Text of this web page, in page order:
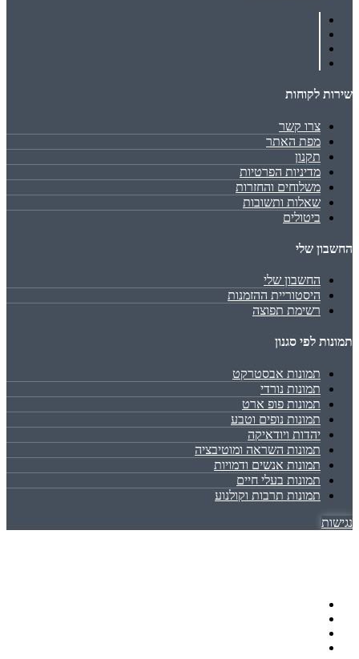
שירות לקוחות
צרו קשר
מפת האתר
תקנון
מדיניות הפרטיות
משלוחים והחזרות
שאלות ותשובות
ביטולים
החשבון שלי
החשבון שלי
היסטוריית ההזמנות
רשימת תפוצה
תמונות לפי סגנון
תמונות אבסטרקט
תמונות נורדי
תמונות פופ ארט
תמונות נופים וטבע
יהדות ויודאיקה
תמונות השראה ומוטיבציה
תמונות אנשים ודמויות
תמונות בעלי חיים
תמונות תרבות וקולנוע
נגישות